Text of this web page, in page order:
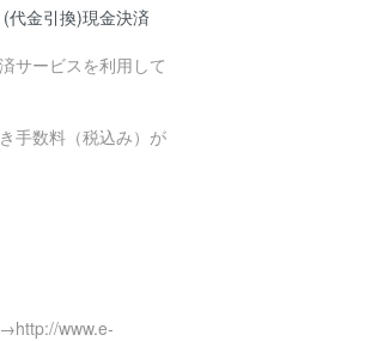
代金引換)現金決済
サービスを利用して
手数料（税込み）が
www.e-